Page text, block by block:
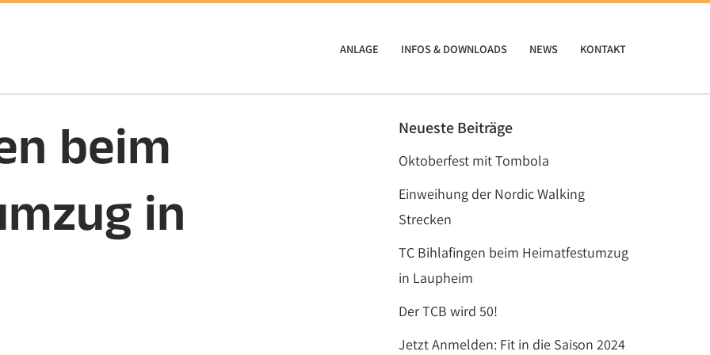
ANLAGE INFOS & DOWNLOADS NEWS KONTAKT
beim
in
Neueste Beiträge
Oktoberfest mit Tombola
Einweihung der Nordic Walking
Strecken
TC Bihlafingen beim Heimatfestumzug
in Laupheim
Der TCB wird 50!
Jetzt Anmelden: Fit in die Saison 2024